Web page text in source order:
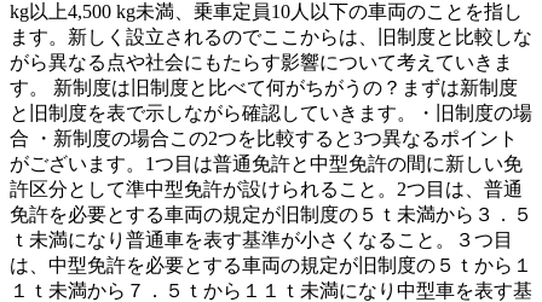
kg以上4,500 kg未満、乗車定員10人以下の車両のことを指し
ます。新しく設立されるのでここからは、旧制度と比較しな
がら異なる点や社会にもたらす影響について考えていきま
す。 新制度は旧制度と比べて何がちがうの？まずは新制度
と旧制度を表で示しながら確認していきます。・旧制度の場
合 ・新制度の場合この2つを比較すると3つ異なるポイント
がございます。1つ目は普通免許と中型免許の間に新しい免
許区分として準中型免許が設けられること。2つ目は、普通
免許を必要とする車両の規定が旧制度の５ｔ未満から３．５
ｔ未満になり普通車を表す基準が小さくなること。３つ目
は、中型免許を必要とする車両の規定が旧制度の５ｔから１
１ｔ未満から７．５ｔから１１ｔ未満になり中型車を表す基